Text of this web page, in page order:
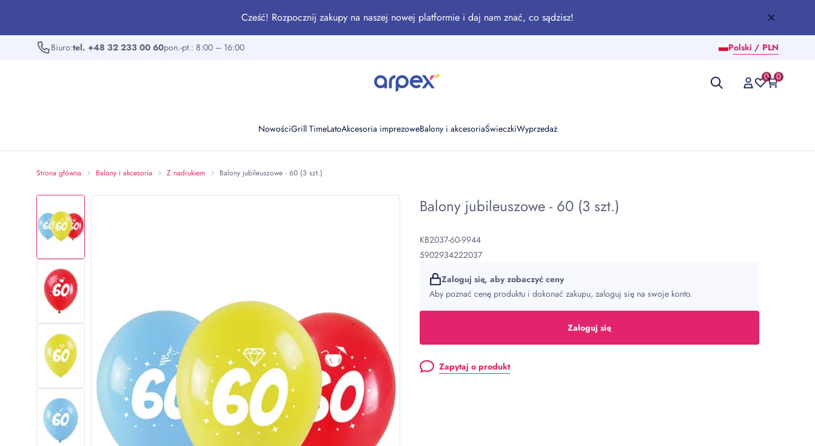
Cześć! Rozpocznij zakupy na naszej nowej platformie i daj nam znać, co sądzisz!
Biuro:tel. +48 32 233 00 60pon.-pt.: 8:00 – 16:00 Polski / PLN
0 0
NowościGrill TimeLatoAkcesoria imprezoweBalony i akcesoriaŚwieczkiWyprzedaż
Strona główna Balony i akcesoria Z nadrukiem Balony jubileuszowe - 60 (3 szt.)
Balony jubileuszowe - 60 (3 szt.)
KB2037-60-9944
5902934222037
Zaloguj się, aby zobaczyć ceny
Aby poznać cenę produktu i dokonać zakupu, zaloguj się na swoje konto.
Zaloguj się
Zapytaj o produkt